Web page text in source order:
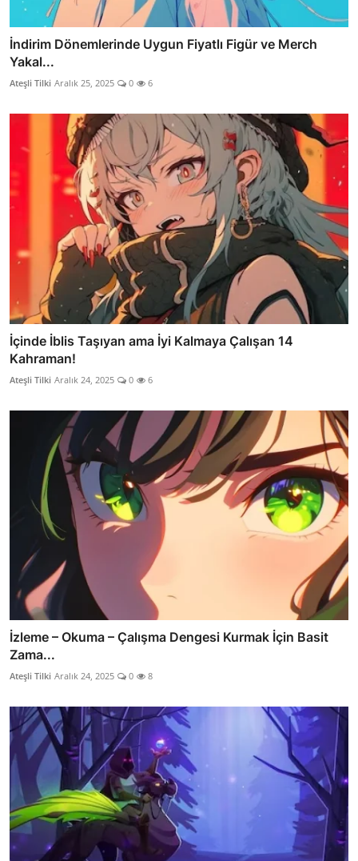
İndirim Dönemlerinde Uygun Fiyatlı Figür ve Merch
Yakal...
Ateşli Tilki Aralık 25, 2025 0 6
İçinde İblis Taşıyan ama İyi Kalmaya Çalışan 14
Kahraman!
Ateşli Tilki Aralık 24, 2025 0 6
İzleme – Okuma – Çalışma Dengesi Kurmak İçin Basit
Zama...
Ateşli Tilki Aralık 24, 2025 0 8